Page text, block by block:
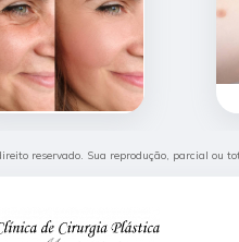
reservado. Sua reprodução, parcial ou